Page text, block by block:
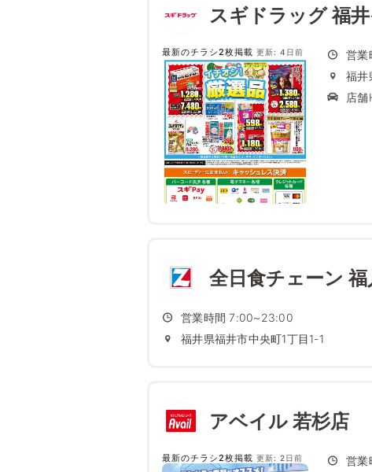
スギドラッグ 福
最新のチラシ2枚掲載 更新: 4日前
営業
福井
店
全日食チェーン
営業時間 7:00~23:00
福井県福井市中央町1丁目1-1
アベイル 若杉店
最新のチラシ2枚掲載 更新: 2日前
営業